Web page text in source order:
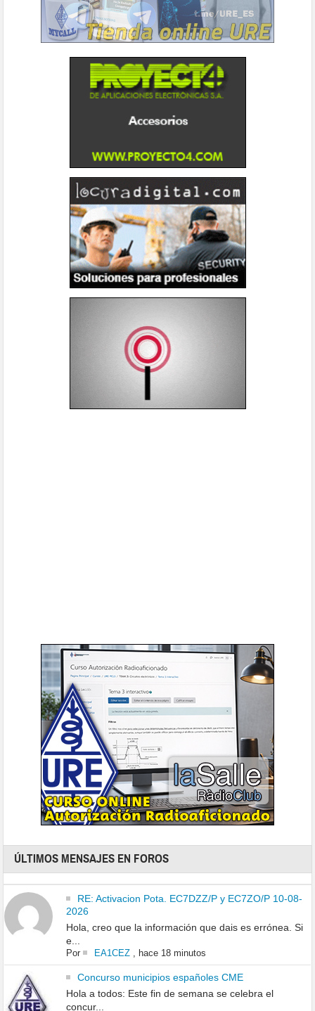
ÚLTIMOS MENSAJES EN FOROS
RE: Activacion Pota. EC7DZZ/P y EC7ZO/P 10-08-
2026
Hola, creo que la información que dais es errónea. Si
e...
Por EA1CEZ, hace 18 minutos
Concurso municipios españoles CME
Hola a todos: Este fin de semana se celebra el
concur...